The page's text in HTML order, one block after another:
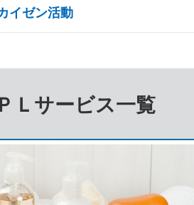
イゼン活動
Ｌサービス一覧